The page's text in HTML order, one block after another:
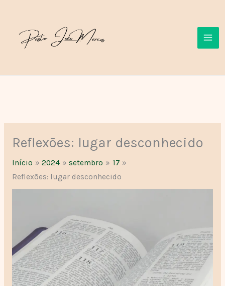
conteúdo
Reflexões: lugar desconhecido
Início 2024 setembro
17
Reflexões: lugar desconhecido